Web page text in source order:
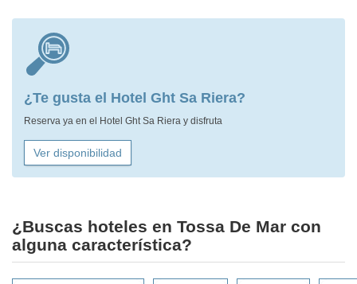
¿Te gusta el Hotel Ght Sa Riera?
Reserva ya en el Hotel Ght Sa Riera y disfruta
Ver disponibilidad
¿Buscas hoteles en Tossa De Mar con
alguna característica?